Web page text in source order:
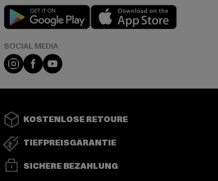
Play market
Instagram
FacebookYouTube
KOSTENLOSE RETOURE
TIEFPREISGARANTIE
SICHERE BEZAHLUNG